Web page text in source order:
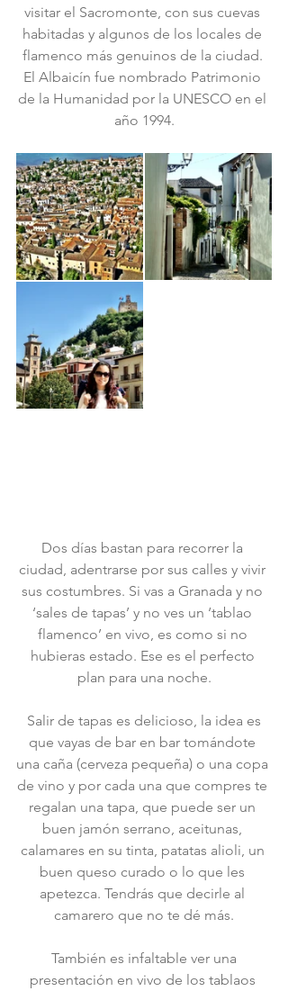
visitar el Sacromonte, con sus cuevas
habitadas y algunos de los locales de
flamenco más genuinos de la ciudad.
El Albaicín fue nombrado Patrimonio
de la Humanidad por la UNESCO en el
año 1994.
Dos días bastan para recorrer la
ciudad, adentrarse por sus calles y vivir
sus costumbres. Si vas a Granada y no
‘sales de tapas’ y no ves un ‘tablao
flamenco’ en vivo, es como si no
hubieras estado. Ese es el perfecto
plan para una noche.
que vayas de bar en bar tomándote
una caña (cerveza pequeña) o una copa
de vino y por cada una que compres te
regalan una tapa, que puede ser un
buen jamón serrano, aceitunas,
calamares en su tinta, patatas alioli, un
buen queso curado o lo que les
apetezca. Tendrás que decirle al
camarero que no te dé más.
presentación en vivo de los tablaos